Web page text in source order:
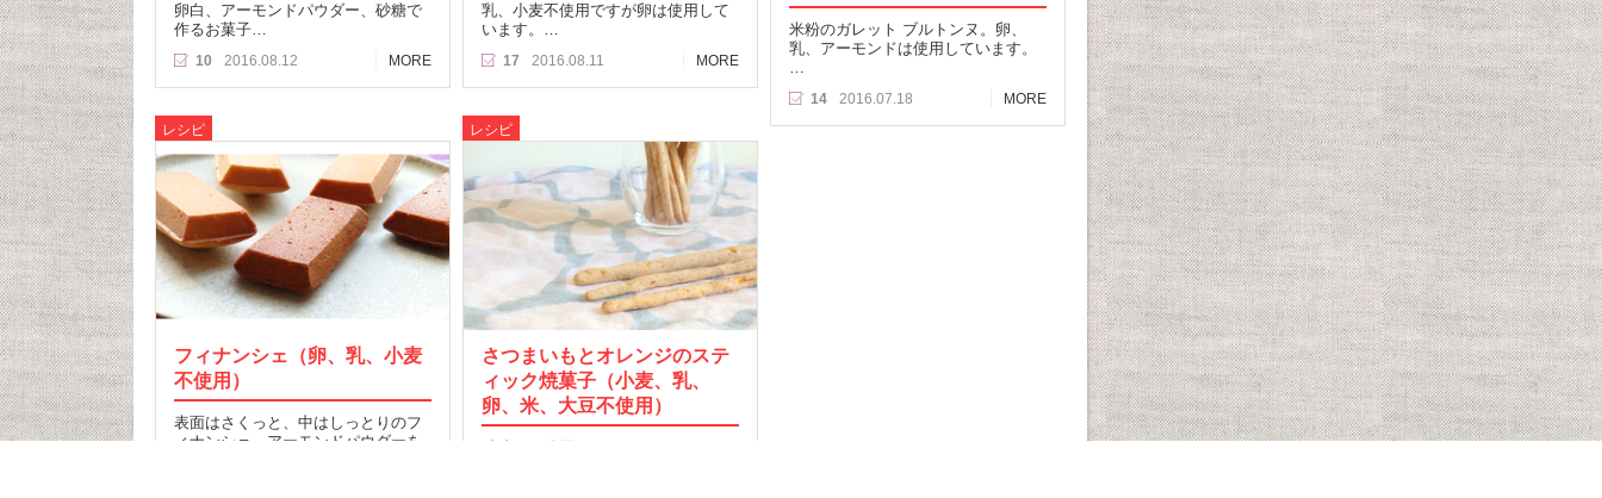
卵白、アーモンドパウダー、砂糖で
作るお菓子…
10 2016.08.12 MORE
乳、小麦不使用ですが卵は使用して
います。…
17 2016.08.11 MORE
米粉のガレット ブルトンヌ。卵、
乳、アーモンドは使用しています。
…
14 2016.07.18
MORE
レシピ
フィナンシェ（卵、乳、小麦
不使用）
表面はさくっと、中はしっとりのフ
ィナンシェ。アーモンドパウダーを
レシピ
さつまいもとオレンジのステ
ィック焼菓子（小麦、乳、
卵、米、大豆不使用）